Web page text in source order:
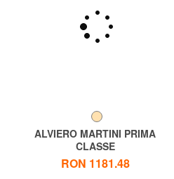
ALVIERO MARTINI PRIMA
CLASSE
ALVIERO MARTINI 1 ^ CLASA
Geantă mare de umăr
RON 1181.48